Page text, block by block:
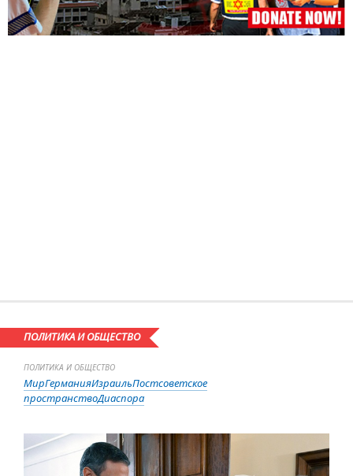
ПОЛИТИКА И ОБЩЕСТВО
ПОЛИТИКА И ОБЩЕСТВО
МирГерманияИзраильПостсоветское
пространствоДиаспора